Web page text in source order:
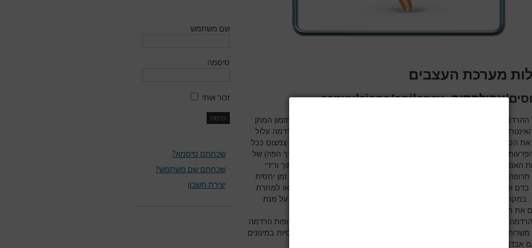
מערכת העצבים
אפילפסיה-convulsions/epilepsy
ההרדמתי בילדים הסובלים מפרכוסים מצריך ידע בתרופות אנטי-פרכוסיות, תזמון המתן
הבינ-תרופתיות עם תרופות ההרדמה. הסטרס של הניתוח וההרדמה עלול
את הסף לפרכוס ויש להמשיך במתן תרופות אנטיפרכוסיות סביב הניתוח תוך צמצום ככל
במתן התרופות. ניתוחים מסויימים לא מאפשרים המשך מתן פומי (דרך הפה) של
האנטי-פרכוסיות הקבועות ונדרש, בייעוץ הנוירולוג המטפל, לעבור לטיפול תוך ורידי
או בתרופות חלופיות. יש לציין שרוב התרופות האנטי-פרכוסיות נותרות זמן יחסית
ולכן במקרים מסוימים ניתן להמשיך את הטיפול בלילה שלאחר הניתוח או למחרת
במקרים מסוימים יש צורך לבדוק את רמת התרופה לפני ההרדמה ולאחריה על מנת
את המינון סביב הניתוח.
מסויימים משרים פרכוסים (מתוהקסיטל, פטידין) ויש להמנע מהם. תרופות הרדמה
פעילות דמויית פרכוסים (קלונוס). כל תרופות ההרדמה הן אנטי-פרכוסיות במינונים
אבדן הכרה.
שם משתמש
סיסמה
זכור אותי
שכחתם סיסמא?
שכחתם שם משתמש?
יצירת חשבון